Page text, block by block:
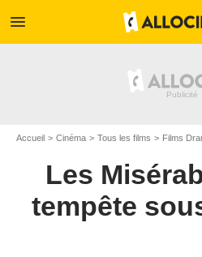
menu
Accueil Cinéma Tous les films Films
Les
tempête